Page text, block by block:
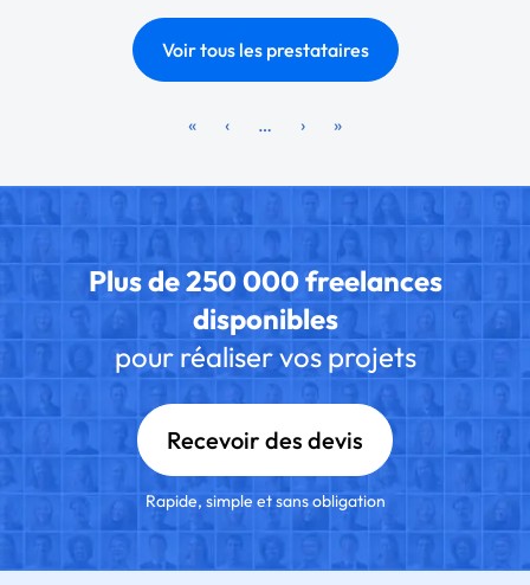
Voir tous les prestataires
« ‹ … › »
Plus de 250 000 freelances
disponibles
pour réaliser vos projets
Recevoir des devis
Rapide, simple et sans obligation